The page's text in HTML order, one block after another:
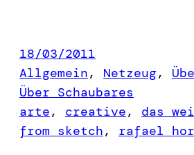
18/03/2011
Allgemein, Netzeug,
Über Schaubares
arte, creative, das
from sketch, rafael